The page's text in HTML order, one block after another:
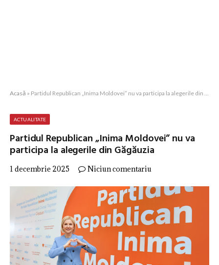
Acasă » Partidul Republican „Inima Moldovei” nu va participa la alegerile din Găgăuzia
ACTUALITATE
Partidul Republican „Inima Moldovei” nu va
participa la alegerile din Găgăuzia
1 decembrie 2025 Niciun comentariu